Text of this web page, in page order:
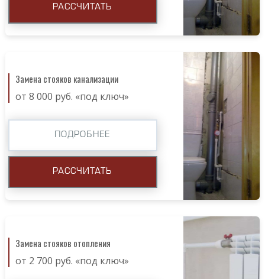
РАССЧИТАТЬ
Замена стояков канализации
от 8 000 руб. «под ключ»
ПОДРОБНЕЕ
РАССЧИТАТЬ
Замена стояков отопления
от 2 700 руб. «под ключ»